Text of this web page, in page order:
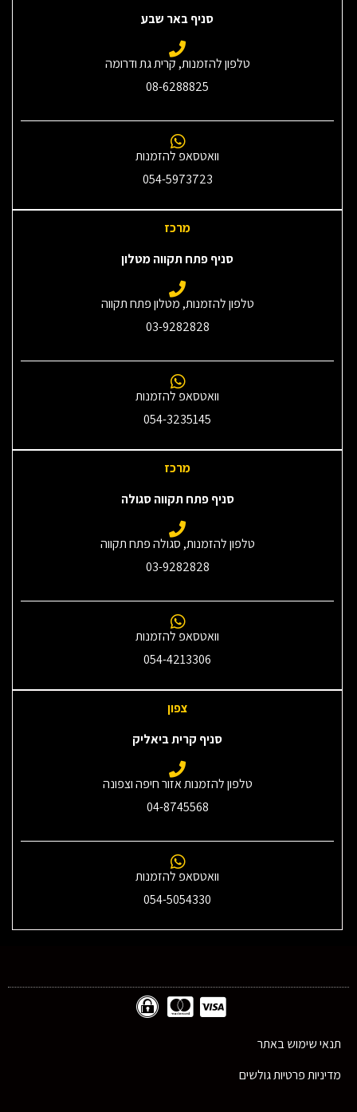
סניף באר שבע
טלפון להזמנות, קרית גת ודרומה
08-6288825
וואטסאפ להזמנות
054-5973723
מרכז
סניף פתח תקווה מטלון
טלפון להזמנות, מטלון פתח תקווה
03-9282828
וואטסאפ להזמנות
054-3235145‎
מרכז
סניף פתח תקווה סגולה
טלפון להזמנות, סגולה פתח תקווה
03-9282828
וואטסאפ להזמנות
054-4213306
צפון
סניף קרית ביאליק
טלפון להזמנות אזור חיפה וצפונה
04-8745568
וואטסאפ להזמנות
054-5054330
תנאי שימוש באתר
מדיניות פרטיות גולשים